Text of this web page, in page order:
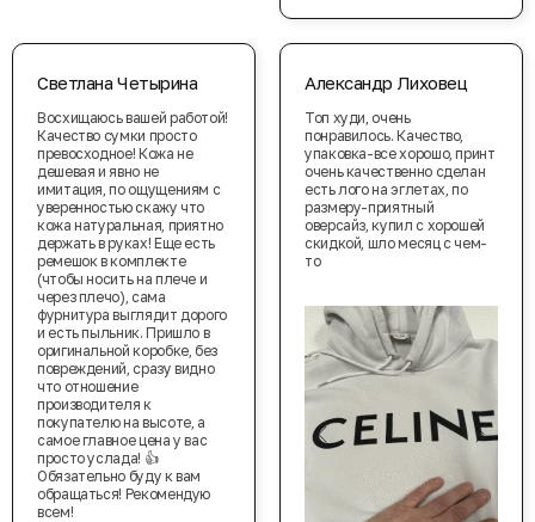
Светлана Четырина
Восхищаюсь вашей работой!
Качество сумки просто
превосходное! Кожа не
дешевая и явно не
имитация, по ощущениям с
уверенностью скажу что
кожа натуральная, приятно
держать в руках! Еще есть
ремешок в комплекте
(чтобы носить на плече и
через плечо), сама
фурнитура выглядит дорого
и есть пыльник. Пришло в
оригинальной коробке, без
повреждений, сразу видно
что отношение
производителя к
покупателю на высоте, а
самое главное цена у вас
просто услада! 👍
Обязательно буду к вам
обращаться! Рекомендую
всем!
Александр Лиховец
Топ худи, очень
понравилось. Качество,
упаковка-все хорошо, принт
очень качественно сделан
есть лого на эглетах, по
размеру-приятный
оверсайз, купил с хорошей
скидкой, шло месяц с чем-
то